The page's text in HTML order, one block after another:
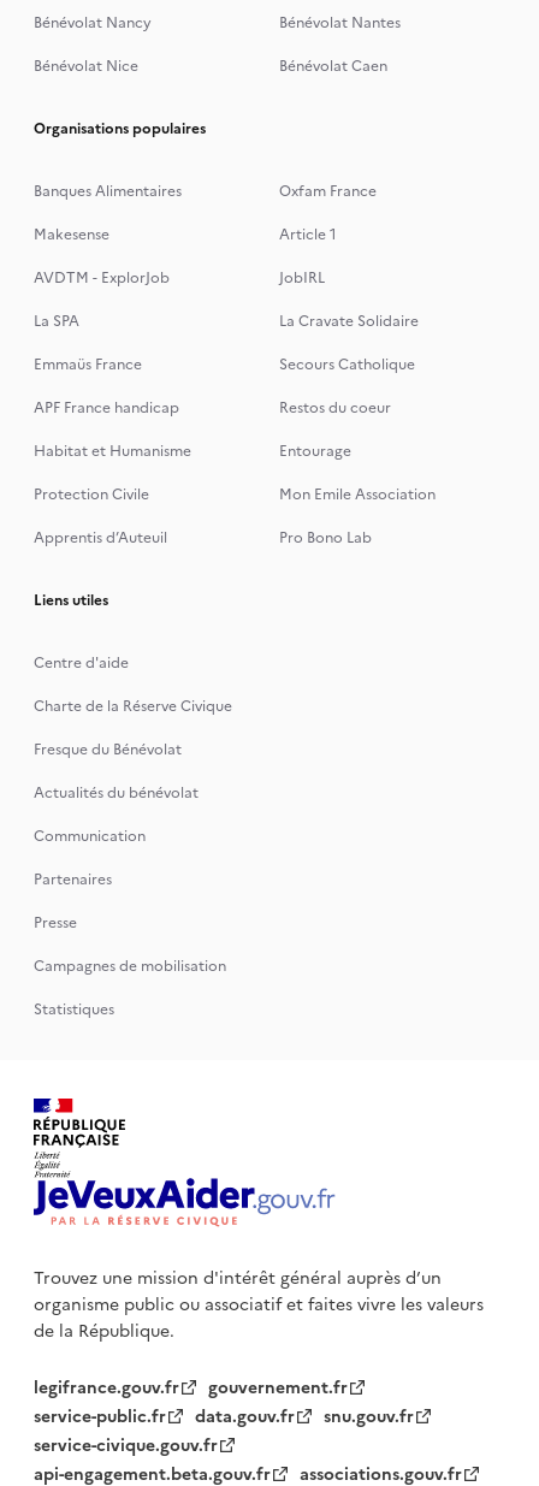
Bénévolat Nancy
Bénévolat Nantes
Bénévolat Nice
Bénévolat Caen
Organisations populaires
Banques Alimentaires
Oxfam France
Makesense
Article 1
AVDTM - ExplorJob
JobIRL
La SPA
La Cravate Solidaire
Emmaüs France
Secours Catholique
APF France handicap
Restos du coeur
Habitat et Humanisme
Entourage
Protection Civile
Mon Emile Association
Apprentis d’Auteuil
Pro Bono Lab
Liens utiles
Centre d'aide
Charte de la Réserve Civique
Fresque du Bénévolat
Actualités du bénévolat
Communication
Partenaires
Presse
Campagnes de mobilisation
Statistiques
Trouvez une mission d'intérêt général auprès d’un
organisme publicou associatif et faites vivre les valeurs
de la République.
legifrance.gouv.fr
gouvernement.fr
service-public.fr
data.gouv.fr
snu.gouv.fr
service-civique.gouv.fr
api-engagement.beta.gouv.fr
associations.gouv.fr